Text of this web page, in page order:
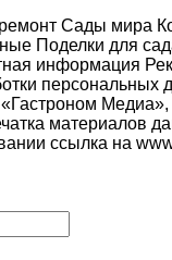
Сады мира
Поделки для
информация
персональных
Медиа»,
материалов
ссылка на